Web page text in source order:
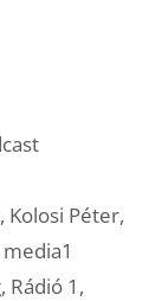
, Kolosi Péter,
media1
, Rádió 1 ,